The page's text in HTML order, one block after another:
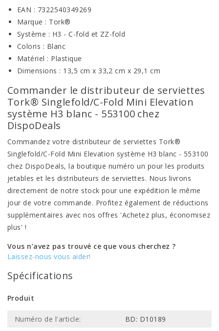
EAN : 7322540349269
Marque : Tork®
Système : H3 - C-fold et ZZ-fold
Coloris : Blanc
Matériel : Plastique
Dimensions : 13,5 cm x 33,2 cm x 29,1 cm
Commander le distributeur de serviettes
Tork® Singlefold/C-Fold Mini Elevation
système H3 blanc - 553100 chez
DispoDeals
Commandez votre distributeur de serviettes Tork®
Singlefold/C-Fold Mini Elevation système H3 blanc - 553100
chez DispoDeals, la boutique numéro un pour les produits
jetables et les distributeurs de serviettes. Nous livrons
directement de notre stock pour une expédition le même
jour de votre commande. Profitez également de réductions
supplémentaires avec nos offres 'Achetez plus, économisez
plus' !
Vous n’avez pas trouvé ce que vous cherchez ?
Laissez-nous vous aider!
Spécifications
Produit
Numéro de l'article:
BD: D10189